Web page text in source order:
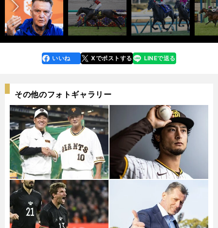
faceboo
k
いいね Xでポストする
line LINEで送る
その他のフォトギャラリー